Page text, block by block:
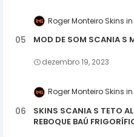
Roger Monteiro Skins
MOD DE SOM SCANIA S
dezembro 19, 2023
Roger Monteiro Skins
SKINS SCANIA S TETO
REBOQUE BAÚ